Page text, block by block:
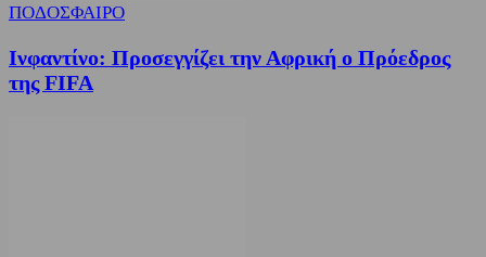
ΠΟΔΟΣΦΑΙΡΟ
Ινφαντίνο: Προσεγγίζει την Αφρική ο Πρόεδρος
της FIFA